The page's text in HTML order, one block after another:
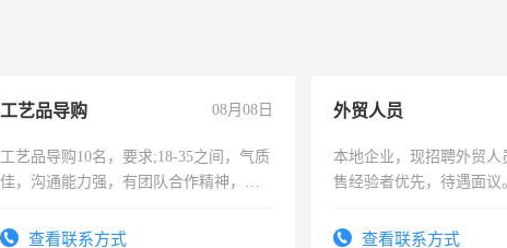
工艺品导购 08月08日
工艺品导购10名，要求;18-35之间，气质
佳，沟通能力强，有团队合作精神，有
查看联系方式
外贸人员
本地企业，现招聘外贸人
售经验者优先，待遇面议
查看联系方式